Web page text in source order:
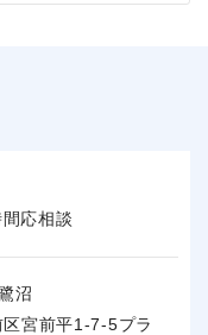
応相談
沼
宮前平1-7-5プラ